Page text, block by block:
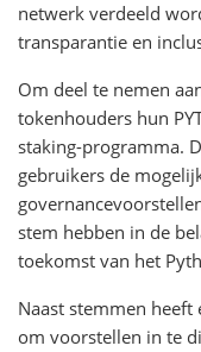
netwerk verdeeld
transparantie en
Om deel te nemen
tokenhouders hun
staking-programma.
gebruikers de
stem hebben in de
toekomst van het
Naast stemmen heeft
om voorstellen in te